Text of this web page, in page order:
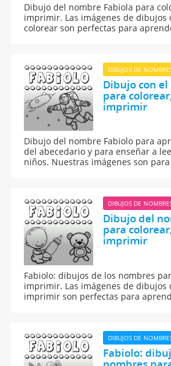
Dibujo del nombre Fabiola para
imprimir. Las imágenes de dibujos
colorear son perfectas para
DIBUJOS DE
Dibujo con
para
imprimir
Dibujo del nombre Fabiolo para
del abecedario y para enseñar a
niños. Nuestras imágenes son
DIBUJOS DE
Dibujo del
para
imprimir
Fabiolo: dibujos de los nombres
imprimir. Las imágenes de dibujos
imprimir son perfectas para
DIBUJOS DE
Fabiolo: